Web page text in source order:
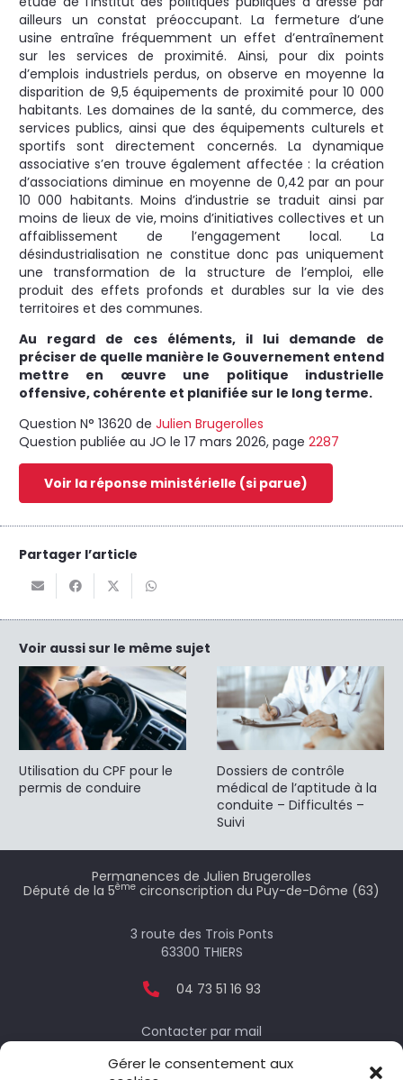
Gérer le consentement aux
ailleurs un constat préoccupant. La fermeture d’une
usine entraîne fréquemment un effet d’entraînement
sur les services de proximité. Ainsi, pour dix points
d’emplois industriels perdus, on observe en moyenne la
disparition de 9,5 équipements de proximité pour 10 000
habitants. Les domaines de la santé, du commerce, des
services publics, ainsi que des équipements culturels et
sportifs sont directement concernés. La dynamique
associative s’en trouve également affectée : la création
d’associations diminue en moyenne de 0,42 par an pour
10 000 habitants. Moins d’industrie se traduit ainsi par
moins de lieux de vie, moins d’initiatives collectives et un
affaiblissement de l’engagement local. La
désindustrialisation ne constitue donc pas uniquement
une transformation de la structure de l’emploi, elle
produit des effets profonds et durables sur la vie des
territoires et des communes.
Au regard de ces éléments, il lui demande de
préciser de quelle manière le Gouvernement entend
mettre en œuvre une politique industrielle
offensive, cohérente et planifiée sur le long terme.
Question N° 13620 de Julien Brugerolles
Question publiée au JO le 17 mars 2026, page 2287
Voir la réponse ministérielle (si parue)
Partager l’article
Voir aussi sur le même sujet
Utilisation du CPF pour le
permis de conduire
Dossiers de contrôle
médical de l’aptitude à la
conduite – Difficultés –
Suivi
Permanences de Julien Brugerolles
Député de la 5ème circonscription du Puy-de-Dôme (63)
3 route des Trois Ponts
63300 THIERS
04 73 51 16 93
Contacter par mail